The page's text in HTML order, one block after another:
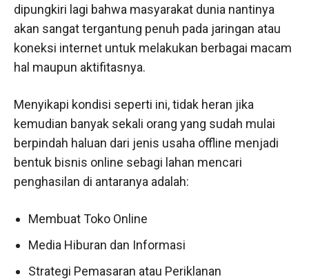
dipungkiri lagi bahwa masyarakat dunia nantinya
akan sangat tergantung penuh pada jaringan atau
koneksi internet untuk melakukan berbagai macam
hal maupun aktifitasnya.
Menyikapi kondisi seperti ini, tidak heran jika
kemudian banyak sekali orang yang sudah mulai
berpindah haluan dari jenis usaha offline menjadi
bentuk bisnis online sebagi lahan mencari
penghasilan di antaranya adalah:
Membuat Toko Online
Media Hiburan dan Informasi
Strategi Pemasaran atau Periklanan